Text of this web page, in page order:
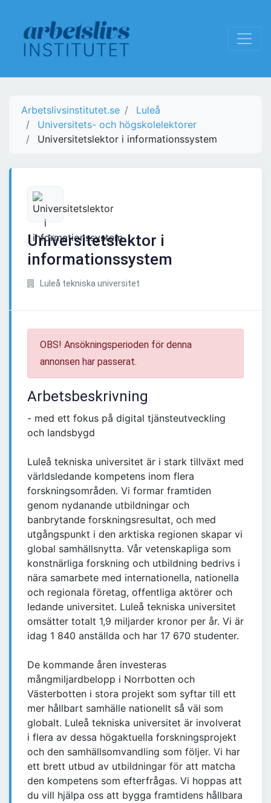
Arbetslivsinstitutet.se
Luleå
Universitets- och högskolelektorer
Universitetslektor i informationssystem
Universitetslektor i
informationssystem
Luleå tekniska universitet
OBS! Ansökningsperioden för denna
annonsen har passerat.
Arbetsbeskrivning
- med ett fokus på digital tjänsteutveckling
och landsbygd
Luleå tekniska universitet är i stark tillväxt med
världsledande kompetens inom flera
forskningsområden. Vi formar framtiden
genom nydanande utbildningar och
banbrytande forskningsresultat, och med
utgångspunkt i den arktiska regionen skapar vi
global samhällsnytta. Vår vetenskapliga som
konstnärliga forskning och utbildning bedrivs i
nära samarbete med internationella, nationella
och regionala företag, offentliga aktörer och
ledande universitet. Luleå tekniska universitet
omsätter totalt 1,9 miljarder kronor per år. Vi är
idag 1 840 anställda och har 17 670 studenter.
De kommande åren investeras
mångmiljardbelopp i Norrbotten och
Västerbotten i stora projekt som syftar till ett
mer hållbart samhälle nationellt så väl som
globalt. Luleå tekniska universitet är involverat
i flera av dessa högaktuella forskningsprojekt
och den samhällsomvandling som följer. Vi har
ett brett utbud av utbildningar för att matcha
den kompetens som efterfrågas. Vi hoppas att
du vill hjälpa oss att bygga framtidens hållbara